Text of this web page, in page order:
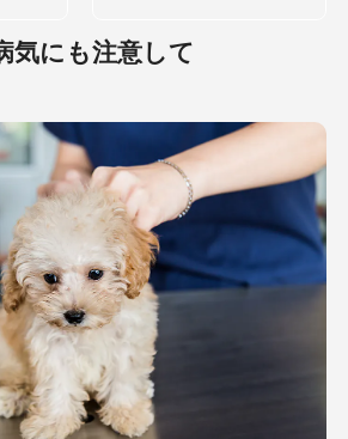
気にも注意して